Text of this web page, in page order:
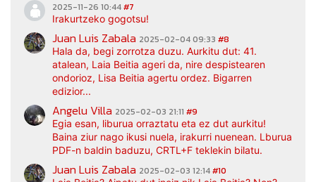
2025-11-26 10:44#7
Irakurtzeko gogotsu!
Juan Luis Zabala 2025-02-04 09:33 #8
Hala da, begi zorrotza duzu. Aurkitu dut: 41.
atalean, Laia Beitia ageri da, nire despistearen
ondorioz, Lisa Beitia agertu ordez. Bigarren
edizior...
Angelu Villa 2025-02-03 21:11 #9
Egia esan, liburua orraztatu eta ez dut aurkitu!
Baina ziur nago ikusi nuela, irakurri nuenean. Lburua
PDF-n baldin baduzu, CRTL+F teklekin bilatu.
Juan Luis Zabala 2025-02-03 12:14#10